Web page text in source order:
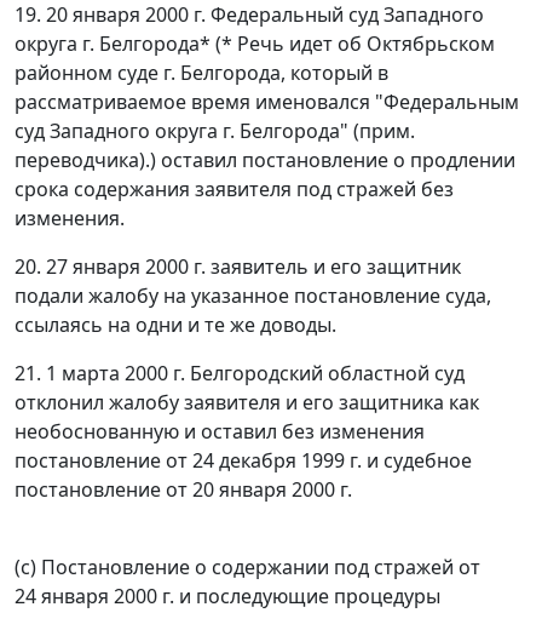
19. 20 января 2000 г. Федеральный суд Западного
округа г. Белгорода* (* Речь идет об Октябрьском
районном суде г. Белгорода, который в
рассматриваемое время именовался "Федеральным
суд Западного округа г. Белгорода" (прим.
переводчика).) оставил постановление о продлении
срока содержания заявителя под стражей без
изменения.
20. 27 января 2000 г. заявитель и его защитник
подали жалобу на указанное постановление суда,
ссылаясь на одни и те же доводы.
21. 1 марта 2000 г. Белгородский областной суд
отклонил жалобу заявителя и его защитника как
необоснованную и оставил без изменения
постановление от 24 декабря 1999 г. и судебное
постановление от 20 января 2000 г.
(с) Постановление о содержании под стражей от
24 января 2000 г. и последующие процедуры